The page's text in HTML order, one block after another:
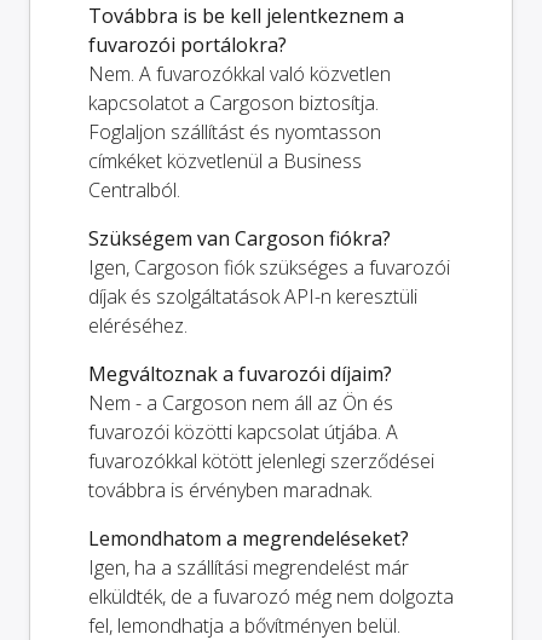
Továbbra is be kell jelentkeznem a
fuvarozói portálokra?
Nem. A fuvarozókkal való közvetlen
kapcsolatot a Cargoson biztosítja.
Foglaljon szállítást és nyomtasson
címkéket közvetlenül a Business
Centralból.
Szükségem van Cargoson fiókra?
Igen, Cargoson fiók szükséges a fuvarozói
díjak és szolgáltatások API-n keresztüli
eléréséhez.
Megváltoznak a fuvarozói díjaim?
Nem - a Cargoson nem áll az Ön és
fuvarozói közötti kapcsolat útjába. A
fuvarozókkal kötött jelenlegi szerződései
továbbra is érvényben maradnak.
Lemondhatom a megrendeléseket?
Igen, ha a szállítási megrendelést már
elküldték, de a fuvarozó még nem dolgozta
fel, lemondhatja a bővítményen belül.